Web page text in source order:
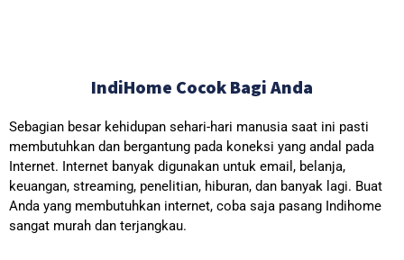
IndiHome Cocok Bagi Anda
Sebagian besar kehidupan sehari-hari manusia saat ini pasti
membutuhkan dan bergantung pada koneksi yang andal pada
Internet. Internet banyak digunakan untuk email, belanja,
keuangan, streaming, penelitian, hiburan, dan banyak lagi. Buat
Anda yang membutuhkan internet, coba saja pasang Indihome
sangat murah dan terjangkau.